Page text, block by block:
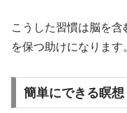
こうした習慣は脳を
を保つ助けになります
簡単にできる瞑